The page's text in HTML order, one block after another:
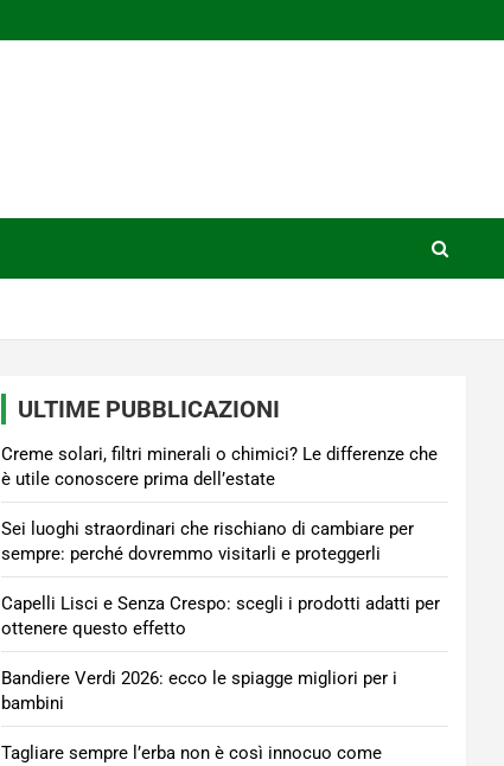
ULTIME PUBBLICAZIONI
Creme solari, filtri minerali o chimici? Le differenze che
è utile conoscere prima dell’estate
Sei luoghi straordinari che rischiano di cambiare per
sempre: perché dovremmo visitarli e proteggerli
Capelli Lisci e Senza Crespo: scegli i prodotti adatti per
ottenere questo effetto
Bandiere Verdi 2026: ecco le spiagge migliori per i
bambini
Tagliare sempre l’erba non è così innocuo come